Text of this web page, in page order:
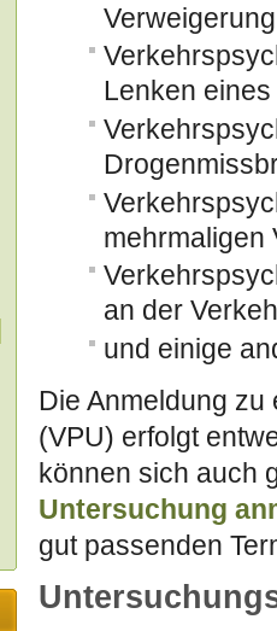
Lenken
mehrmaligen
an der
und einige
Die Anmeldung
(VPU) erfolgt
können sich auch
Untersuchung
gut passenden